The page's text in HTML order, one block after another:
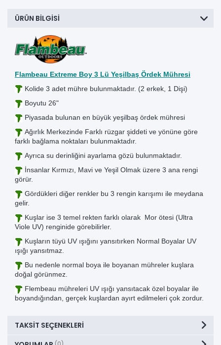
ÜRÜN BILGISI
Flambeau Extreme Boy 3 Lü Yeşilbaş Ördek Mühresi
Kolide 3 adet mühre bulunmaktadır. (2 erkek, 1 Dişi)
Boyutu 26"
Piyasada bulunan en büyük yeşilbaş ördek mühresi
Ağırlık Merkezinde Farklı rüzgar şiddeti ve yönüne göre
farklı bağlama noktaları bulunmaktadır.
Ayrıca su derinliğini ayarlama gözü bulunmaktadır.
İnsanlar Kırmızı, Mavi ve Yeşil Olmak üzere 3 ana rengi
görür.
Gördükleri diğer renkler bu 3 rengin karışımı ile meydana
gelir.
Kuşlar ise 3 temel rekten farklı olarak Mor ötesi (Ultra
Viole UV) renginide görebilirler.
Kuşların tüyü UV ışığını yansıtırken Normal Boyalar UV
ışığı yansıtmaz.
Bu nedenle normal boya ile boyanan mühreler kuşlara
doğal görünmez.
Flembeau mühreleri UV ışığı yansıtacak özel boyalar ile
boyandığından, gerçek kuşlardan ayırt edilmeleri çok zordur.
TAKSIT SEÇENEKLERI